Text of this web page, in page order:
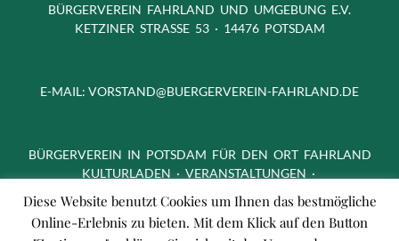
BÜRGERVEREIN FAHRLAND UND UMGEBUNG E.V.
KETZINER STRASSE 53 · 14476 POTSDAM
E-MAIL: VORSTAND@BUERGERVEREIN-FAHRLAND.DE
BÜRGERVEREIN IN POTSDAM FÜR DEN ORT FAHRLAND
KULTURLADEN · VERANSTALTUNGEN ·
Diese Website benutzt Cookies um Ihnen das bestmögliche
Online-Erlebnis zu bieten. Mit dem Klick auf den Button